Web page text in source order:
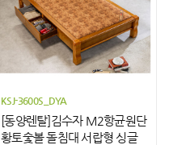
KSJ-3600S_DYA
[동양렌탈]김수자 M2항균원단
황토숯볼 돌침대 서랍형 싱글